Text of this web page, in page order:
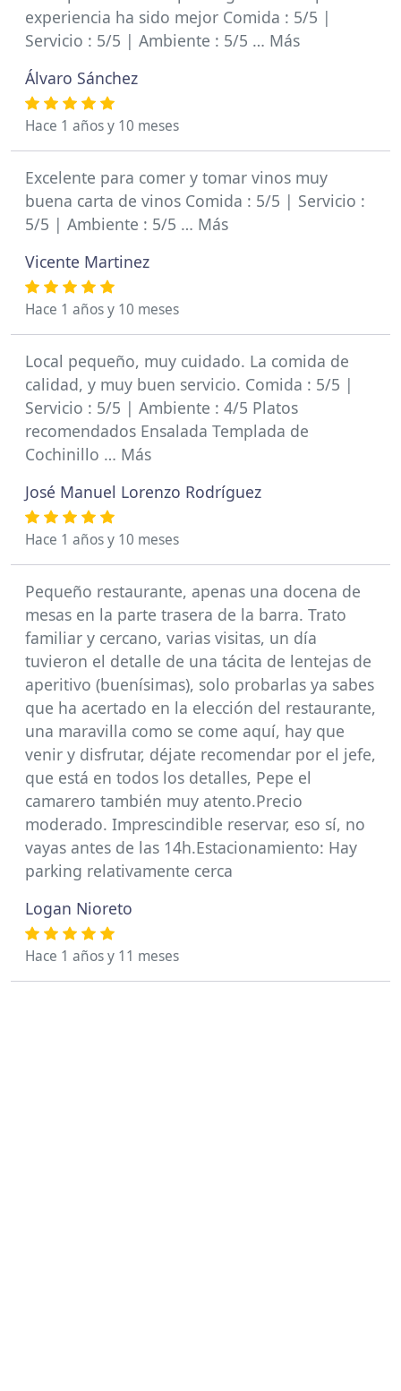
experiencia ha sido mejor Comida : 5/5 |
Servicio : 5/5 | Ambiente : 5/5 … Más
Álvaro Sánchez
Hace 1 años y 10 meses
Excelente para comer y tomar vinos muy
buena carta de vinos Comida : 5/5 | Servicio :
5/5 | Ambiente : 5/5 … Más
Vicente Martinez
Hace 1 años y 10 meses
Local pequeño, muy cuidado. La comida de
calidad, y muy buen servicio. Comida : 5/5 |
Servicio : 5/5 | Ambiente : 4/5 Platos
recomendados Ensalada Templada de
Cochinillo … Más
José Manuel Lorenzo Rodríguez
Hace 1 años y 10 meses
Pequeño restaurante, apenas una docena de
mesas en la parte trasera de la barra. Trato
familiar y cercano, varias visitas, un día
tuvieron el detalle de una tácita de lentejas de
aperitivo (buenísimas), solo probarlas ya sabes
que ha acertado en la elección del restaurante,
una maravilla como se come aquí, hay que
venir y disfrutar, déjate recomendar por el jefe,
que está en todos los detalles, Pepe el
camarero también muy atento.Precio
moderado. Imprescindible reservar, eso sí, no
vayas antes de las 14h.Estacionamiento: Hay
parking relativamente cerca
Logan Nioreto
Hace 1 años y 11 meses